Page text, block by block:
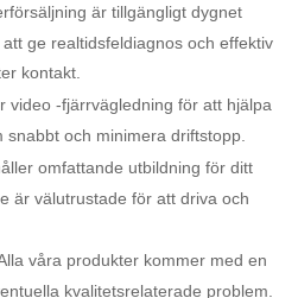
är tillgängligt dygnet
ge realtidsfeldiagnos och effektiv
kontakt.
video -fjärrvägledning för att hjälpa
och minimera driftstopp.
omfattande utbildning för ditt
är välutrustade för att driva och
våra produkter kommer med en
kvalitetsrelaterade problem.